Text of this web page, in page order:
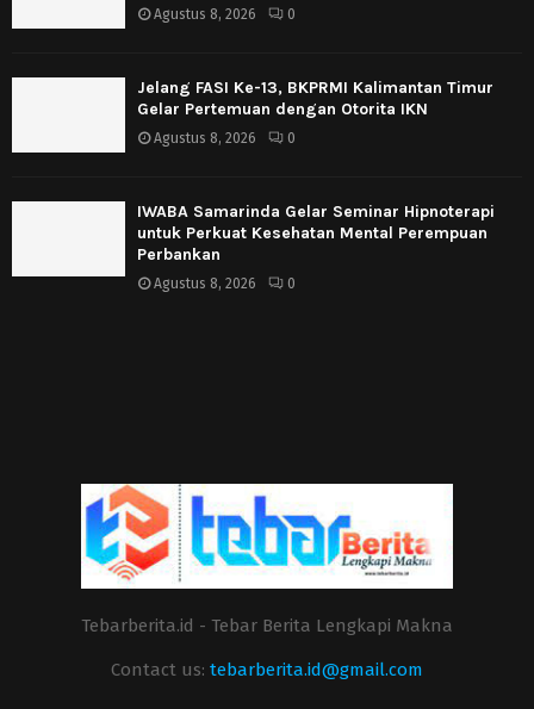
Agustus 8, 2026 0
Jelang FASI Ke-13, BKPRMI Kalimantan Timur
Gelar Pertemuan dengan Otorita IKN
Agustus 8, 2026 0
IWABA Samarinda Gelar Seminar Hipnoterapi
untuk Perkuat Kesehatan Mental Perempuan
Perbankan
Agustus 8, 2026 0
Tebarberita.id - Tebar Berita Lengkapi Makna
Contact us: tebarberita.id@gmail.com